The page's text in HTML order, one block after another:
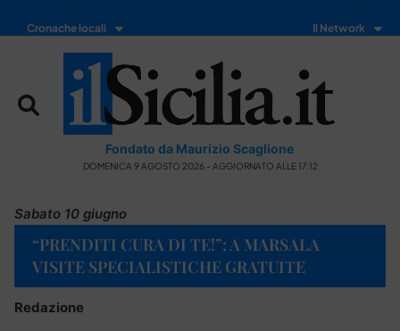
Cronache locali Il Network
Fondato da Maurizio Scaglione
DOMENICA 9 AGOSTO 2026 - AGGIORNATO ALLE 17:12
Sabato 10 giugno
“PRENDITI CURA DI TE!”: A MARSALA
VISITE SPECIALISTICHE GRATUITE
Redazione